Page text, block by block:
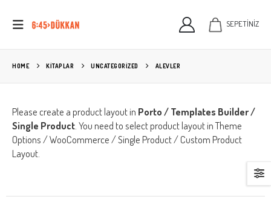
SEPETİNİZ
HOME KITAPLAR UNCATEGORIZED ALEVLER
Please create a product layout in Porto / Templates Builder /
Single Product . You need to select product layout in Theme
Options / WooCommerce / Single Product / Custom Product
Layout.